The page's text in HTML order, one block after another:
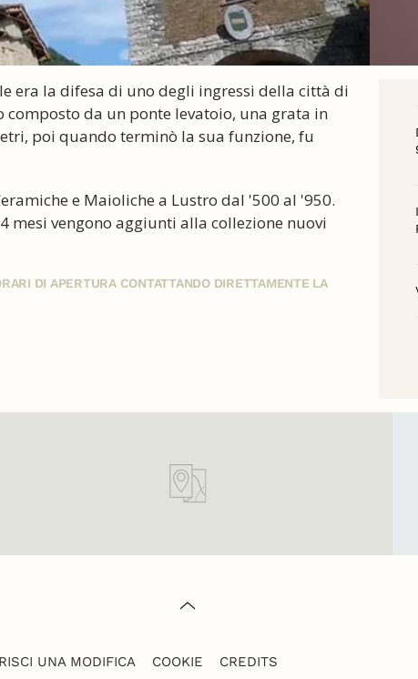
era la difesa di uno degli ingressi della città di
da un ponte levatoio, una grata in
poi quando terminò la sua funzione, fu
e Maioliche a Lustro dal '500 al '950.
mesi vengono aggiunti alla collezione nuovi
DI APERTURA CONTATTANDO DIRETTAMENTE LA
UNA MODIFICA COOKIE CREDITS